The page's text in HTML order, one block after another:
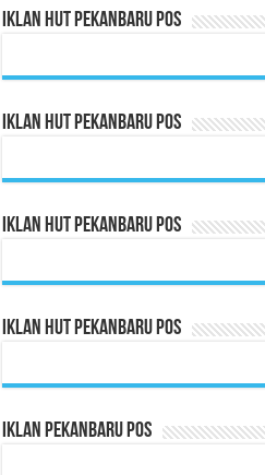
Iklan HUT Pekanbaru Pos
Iklan HUT Pekanbaru Pos
Iklan HUT Pekanbaru Pos
Iklan HUT Pekanbaru Pos
Iklan Pekanbaru Pos